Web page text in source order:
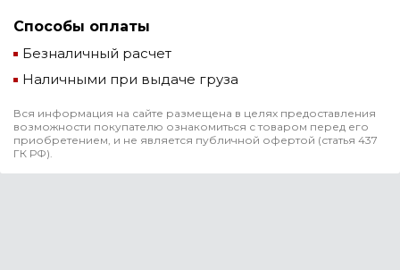
Способы оплаты
Безналичный расчет
Наличными при выдаче груза
Вся информация на сайте размещена в целях предоставления
возможности покупателю ознакомиться с товаром перед его
приобретением, и не является публичной офертой (статья 437
ГК РФ).